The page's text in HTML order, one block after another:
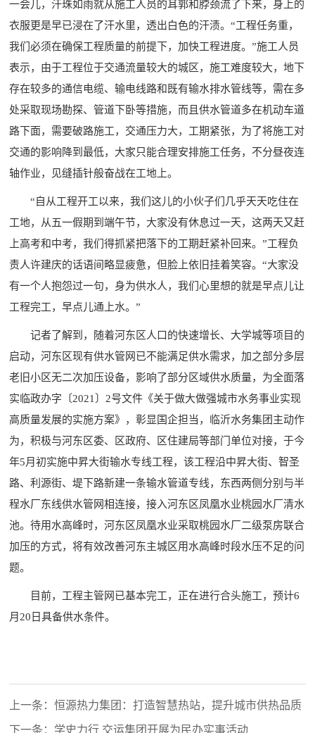
一会儿，汗珠如雨就从施工人员的耳郭和脖颈流了下来，身上的
衣服更是早已浸在了汗水里，透出白色的汗渍。“工程任务重，
我们必须在确保工程质量的前提下，加快工程进度。”施工人员
表示，由于工程位于交通流量较大的城区，施工难度较大，地下
存在较多的通信电缆、输电线路和既有输水排水管线等，需在多
处采取现场勘探、管道下卧等措施，而且供水管道多在机动车道
路下面，需要破路施工，交通压力大，工期紧张，为了将施工对
交通的影响降到最低，大家只能合理安排施工任务，不分昼夜连
轴作业，见缝插针般奋战在工地上。
“自从工程开工以来，我们这儿的小伙子们几乎天天吃住在
工地，从五一假期到端午节，大家没有休息过一天，这两天又赶
上高考和中考，我们得抓紧把落下的工期赶紧补回来。”工程负
责人许建庆的话语间略显疲惫，但脸上依旧挂着笑容。“大家没
有一个人抱怨过一句，身为供水人，我们心里想的就是早点儿让
工程完工，早点儿通上水。”
记者了解到，随着河东区人口的快速增长、大学城等项目的
启动，河东区现有供水管网已不能满足供水需求，加之部分多层
老旧小区无二次加压设备，影响了部分区域供水质量，为全面落
实临政办字〔2021〕2号文件《关于做大做强城市水务事业实现
高质量发展的实施方案》，彰显国企担当，临沂水务集团主动作
为，积极与河东区委、区政府、区住建局等部门单位对接，于今
年5月初实施中昇大街输水专线工程，该工程沿中昇大街、智圣
路、利源街、堤下路新建一条输水管道专线，东西两侧分别与半
程水厂东线供水管网相连接，接入河东区凤凰水业桃园水厂清水
池。待用水高峰时，河东区凤凰水业采取桃园水厂二级泵房联合
加压的方式，将有效改善河东主城区用水高峰时段水压不足的问
题。
目前，工程主管网已基本完工，正在进行合头施工，预计6
月20日具备供水条件。
上一条：恒源热力集团：打造智慧热站，提升城市供热品质
下一条：学史力行 交运集团开展为民办实事活动